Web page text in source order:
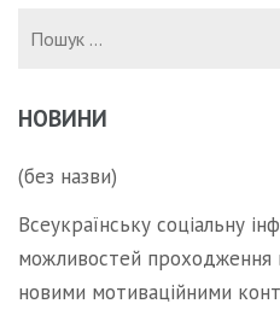
НОВИНИ
(без назви)
Всеукраїнську соціальну
можливостей проходження
новими мотиваційними